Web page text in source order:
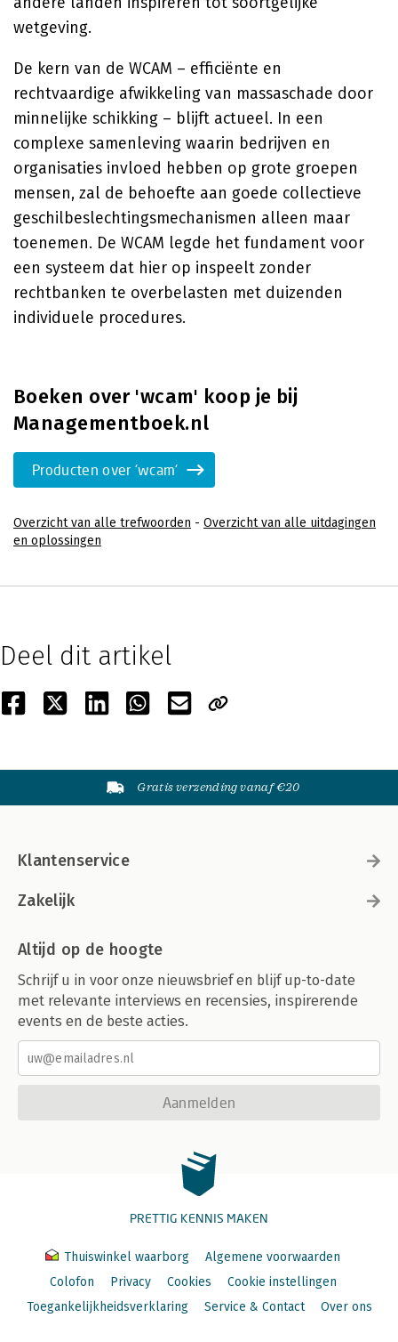
wetgeving.
De kern van de WCAM – efficiënte en
rechtvaardige afwikkeling van massaschade door
minnelijke schikking – blijft actueel. In een
complexe samenleving waarin bedrijven en
organisaties invloed hebben op grote groepen
mensen, zal de behoefte aan goede collectieve
geschilbeslechtingsmechanismen alleen maar
toenemen. De WCAM legde het fundament voor
een systeem dat hier op inspeelt zonder
rechtbanken te overbelasten met duizenden
individuele procedures.
Boeken over 'wcam' koop je bij
Managementboek.nl
Producten over 'wcam'
Overzicht van alle trefwoorden - Overzicht van alle uitdagingen
en oplossingen
Deel dit artikel
Gratis verzending vanaf €20
Klantenservice
Zakelijk
Altijd op de hoogte
Schrijf u in voor onze nieuwsbrief en blijf up-to-date
met relevante interviews en recensies, inspirerende
events en de beste acties.
Aanmelden
PRETTIG KENNIS MAKEN
Thuiswinkel waarborg
Algemene voorwaarden
Colofon
Privacy Cookies
Cookie instellingen
Toegankelijkheidsverklaring
Service & Contact Over ons